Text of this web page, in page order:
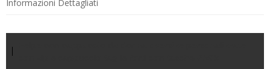
Informazioni Dettagliati